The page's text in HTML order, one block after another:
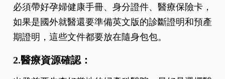
必須帶好孕婦健康手冊、身分證件、醫療保險卡，
如果是國外就醫還要準備英文版的診斷證明和預產
期證明，這些文件都要放在隨身包包。
2.醫療資源確認：